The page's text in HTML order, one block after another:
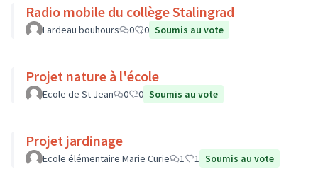
Radio mobile du collège Stalingrad
Lardeau bouhours 0 0 Soumis au vote
Projet nature à l'école
Ecole de St Jean 0 0 Soumis au vote
Projet jardinage
Ecole élémentaire Marie Curie 1 1 Soumis au vote